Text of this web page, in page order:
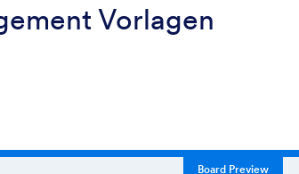
Vorlagen